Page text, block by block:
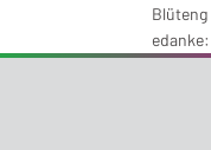
Blüteng
edanke: